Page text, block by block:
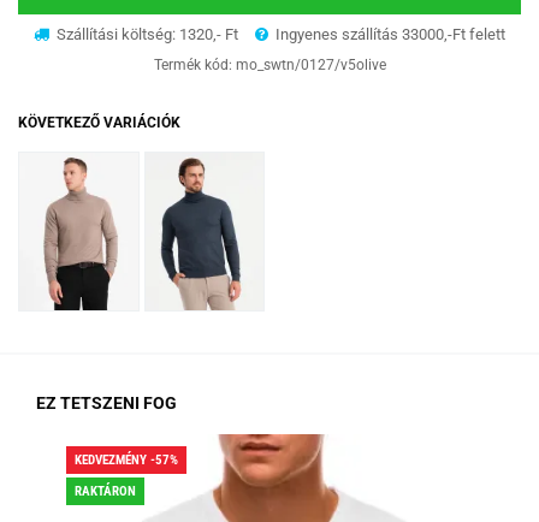
Szállítási költség: 1320,- Ft Ingyenes szállítás 33000,-Ft felett
Termék kód: mo_swtn/0127/v5olive
KÖVETKEZŐ VARIÁCIÓK
EZ TETSZENI FOG
KEDVEZMÉNY -57%
RAKTÁRON